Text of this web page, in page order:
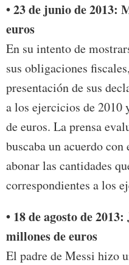
• 23 de junio de 2013:
euros
En su intento de
sus obligaciones
presentación de sus
a los ejercicios de 2010
de euros. La prensa
buscaba un acuerdo
abonar las cantidades
correspondientes a los
• 18 de agosto de
millones de euros
El padre de Messi hizo